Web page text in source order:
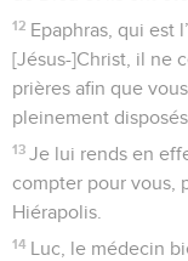
12 Epaphras, qui est
[Jésus-]Christ, il ne
prières afin que
pleinement
13 Je lui rends en
compter pour vous,
Hiérapolis.
14 Luc, le médecin